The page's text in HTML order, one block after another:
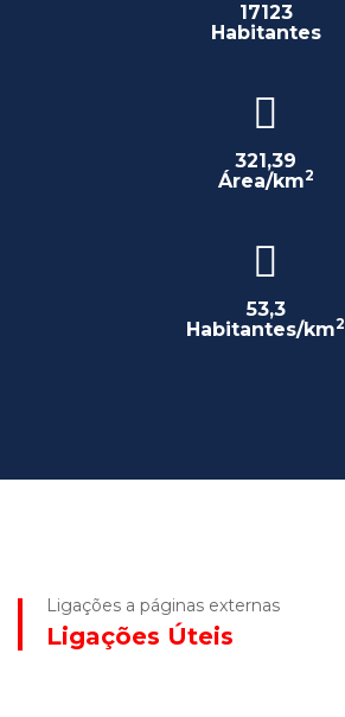
17123
Habitantes
321,39
Área/km2
53,3
Habitantes/km2
Ligações a páginas externas
Ligações Úteis